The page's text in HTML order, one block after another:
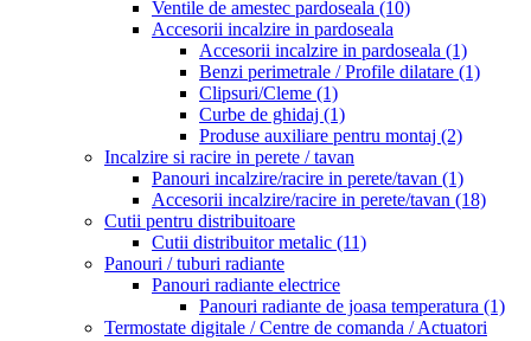
Ventile de amestec pardoseala (10)
Accesorii incalzire in pardoseala
Accesorii incalzire in pardoseala (1)
Benzi perimetrale / Profile dilatare (1)
Clipsuri/Cleme (1)
Curbe de ghidaj (1)
Produse auxiliare pentru montaj (2)
Incalzire si racire in perete / tavan
Panouri incalzire/racire in perete/tavan (1)
Accesorii incalzire/racire in perete/tavan (18)
Cutii pentru distribuitoare
Cutii distribuitor metalic (11)
Panouri / tuburi radiante
Panouri radiante electrice
Panouri radiante de joasa temperatura (1)
Termostate digitale / Centre de comanda / Actuatori